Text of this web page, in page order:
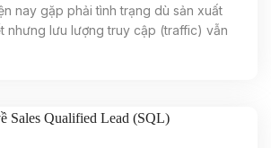
nay gặp phải tình trạng dù sản xuất
nhưng lưu lượng truy cập (traffic) vẫn